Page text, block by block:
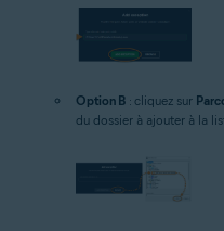
Option B : cliquez sur
du dossier à ajouter à la